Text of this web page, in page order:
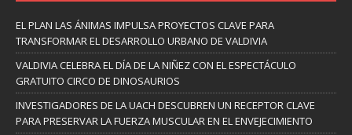
EL PLAN LAS ÁNIMAS IMPULSA PROYECTOS CLAVE PARA
TRANSFORMAR EL DESARROLLO URBANO DE VALDIVIA
VALDIVIA CELEBRA EL DÍA DE LA NIÑEZ CON EL ESPECTÁCULO
GRATUITO CIRCO DE DINOSAURIOS
INVESTIGADORES DE LA UACH DESCUBREN UN RECEPTOR CLAVE
PARA PRESERVAR LA FUERZA MUSCULAR EN EL ENVEJECIMIENTO